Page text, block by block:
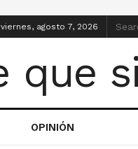
viernes, agosto 7, 2026
OPINIÓN